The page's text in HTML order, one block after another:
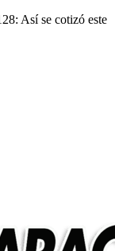
Así se cotizó este